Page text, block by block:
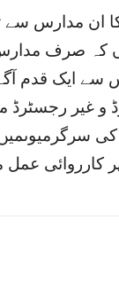
ان مدارس سے
کہ صرف
ایک قدم
و غیر
کارروائی عمل